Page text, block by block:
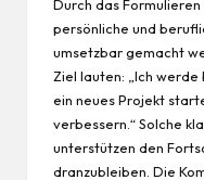
Durch das Formulieren
persönliche und
umsetzbar gemacht
Ziel lauten: „Ich werde
ein neues Projekt
verbessern.“ Solche
unterstützen den
dranzubleiben. Die